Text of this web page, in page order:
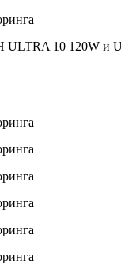
10 120W и